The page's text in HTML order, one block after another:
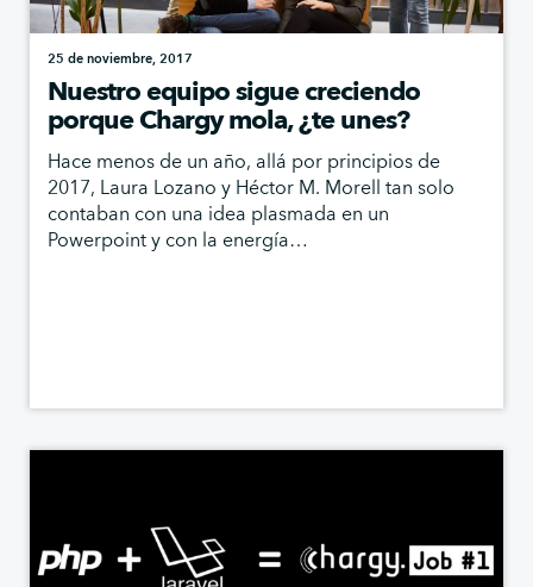
25 de noviembre, 2017
Nuestro equipo sigue creciendo
porque Chargy mola, ¿te unes?
Hace menos de un año, allá por principios de
2017, Laura Lozano y Héctor M. Morell tan solo
contaban con una idea plasmada en un
Powerpoint y con la energía…